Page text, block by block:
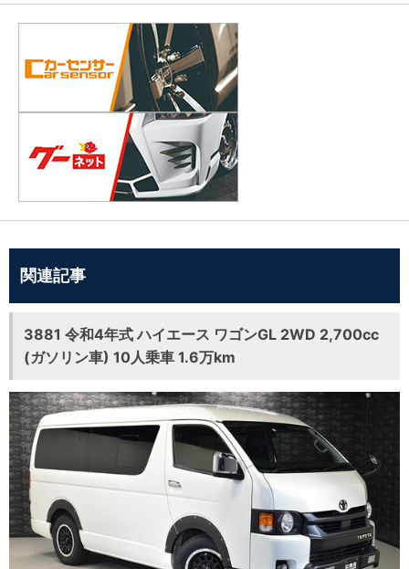
関連記事
3881 令和4年式 ハイエース ワゴンGL 2WD 2,700cc
(ガソリン車) 10人乗車 1.6万km